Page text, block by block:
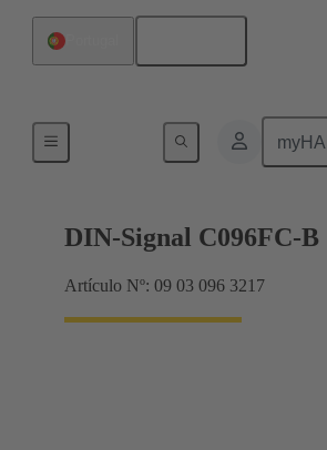
DIN-Signal C096FC-B
Artículo Nº: 09 03 096 3217